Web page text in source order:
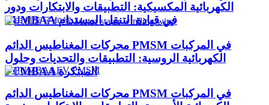
الكهربائية المكسيكية: التطبيقات والابتكارات ودور
PUMBAA في قيادة التنقل المستدام
محركات المغناطيس الدائم PMSM في المركبات
الكهربائية الروسية: التطبيقات والتحديات وحلول
PUMBAA المبتكرة
محركات المغناطيس الدائم PMSM في المركبات